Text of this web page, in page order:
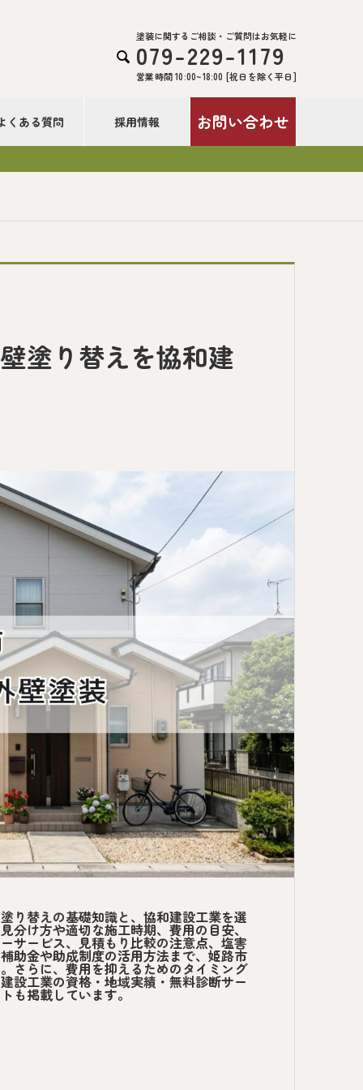

塗装に関するご相談・ご質問はお気軽に
079-229-1179
営業時間 10:00~18:00 [祝日を除く平日]
くある質問 採用情報 お問い合わせ
塗り替えを協和建
り替えの基礎知識と、協和建設工業を選
分け方や適切な施工時期、費用の目安、
サービス、見積もり比較の注意点、塩害
助金や助成制度の活用方法まで、姫路市
さらに、費用を抑えるためのタイミング
設工業の資格・地域実績・無料診断サー
も掲載しています。